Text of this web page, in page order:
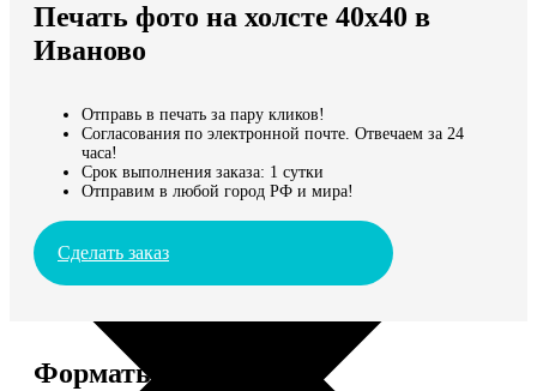
Мы доставляем по всему миру
Продолжить без города
Печать фото на холсте 40х40 в
Иваново
Отправь в печать за пару кликов!
Согласования по электронной почте. Отвечаем за 24
часа!
Срок выполнения заказа: 1 сутки
Отправим в любой город РФ и мира!
Сделать заказ
Форматы и цены